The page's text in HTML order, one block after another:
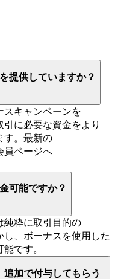
提供していますか？
スキャンペーンを
引に必要な資金をより
。 最新の
員ページへ
可能ですか？
純粋に取引目的の
、 ボーナスを使用した
です。
追加で付与して もらう